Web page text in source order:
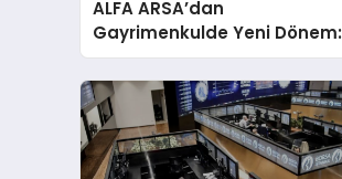
ALFA ARSA’dan
Gayrimenkulde Yeni Dönem:
Premium Yaşam ve Yatırım
Fırsatları Bir Arada